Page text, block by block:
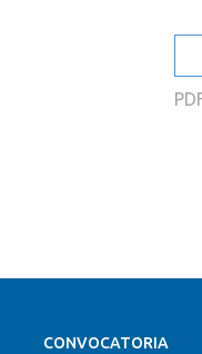
CONVOCATORIA